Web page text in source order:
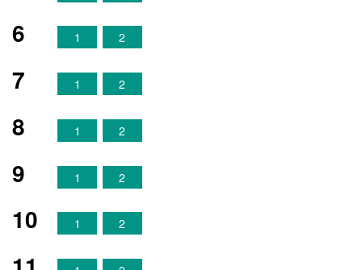
6 1 2
7 1 2
8 1 2
9 1 2
10 1 2